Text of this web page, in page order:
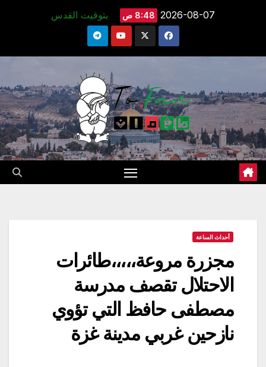
2026-08-07 8:48 ص بتوقيت القدس
أحداث الساعة
مجزرة مروعة،،،،،طائرات
الاحتلال تقصف مدرسة
مصطفى حافظ التي تؤوي
نازحين غربي مدينة غزة